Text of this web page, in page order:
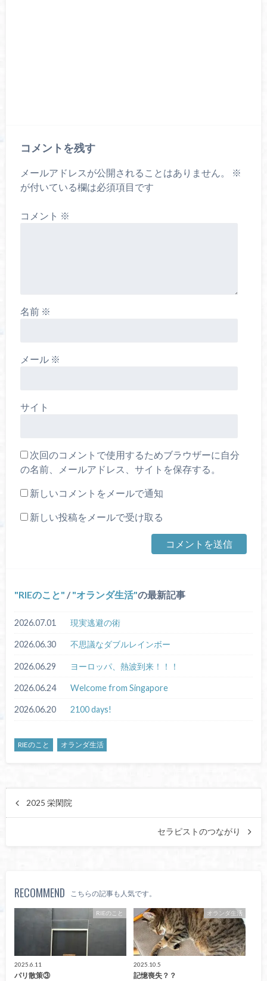
コメントを残す
メールアドレスが公開されることはありません。
※
が付いている欄は必須項目です
コメント ※
名前 ※
メール ※
サイト
次回のコメントで使用するためブラウザーに自分
の名前、メールアドレス、サイトを保存する。
新しいコメントをメールで通知
新しい投稿をメールで受け取る
RIEのこと / オランダ生活 の最新記事
2026.07.01 現実逃避の術
2026.06.30 不思議なダブルレインボー
2026.06.29 ヨーロッパ、熱波到来！！！
2026.06.24 Welcome from Singapore
2026.06.20 2100 days!
RIEのこと オランダ生活
2025 栄閑院
セラピストのつながり
RECOMMEND こちらの記事も人気です。
RIEのこと
2025.6.11
パリ散策③
オランダ生活
2025.10.5
記憶喪失？？